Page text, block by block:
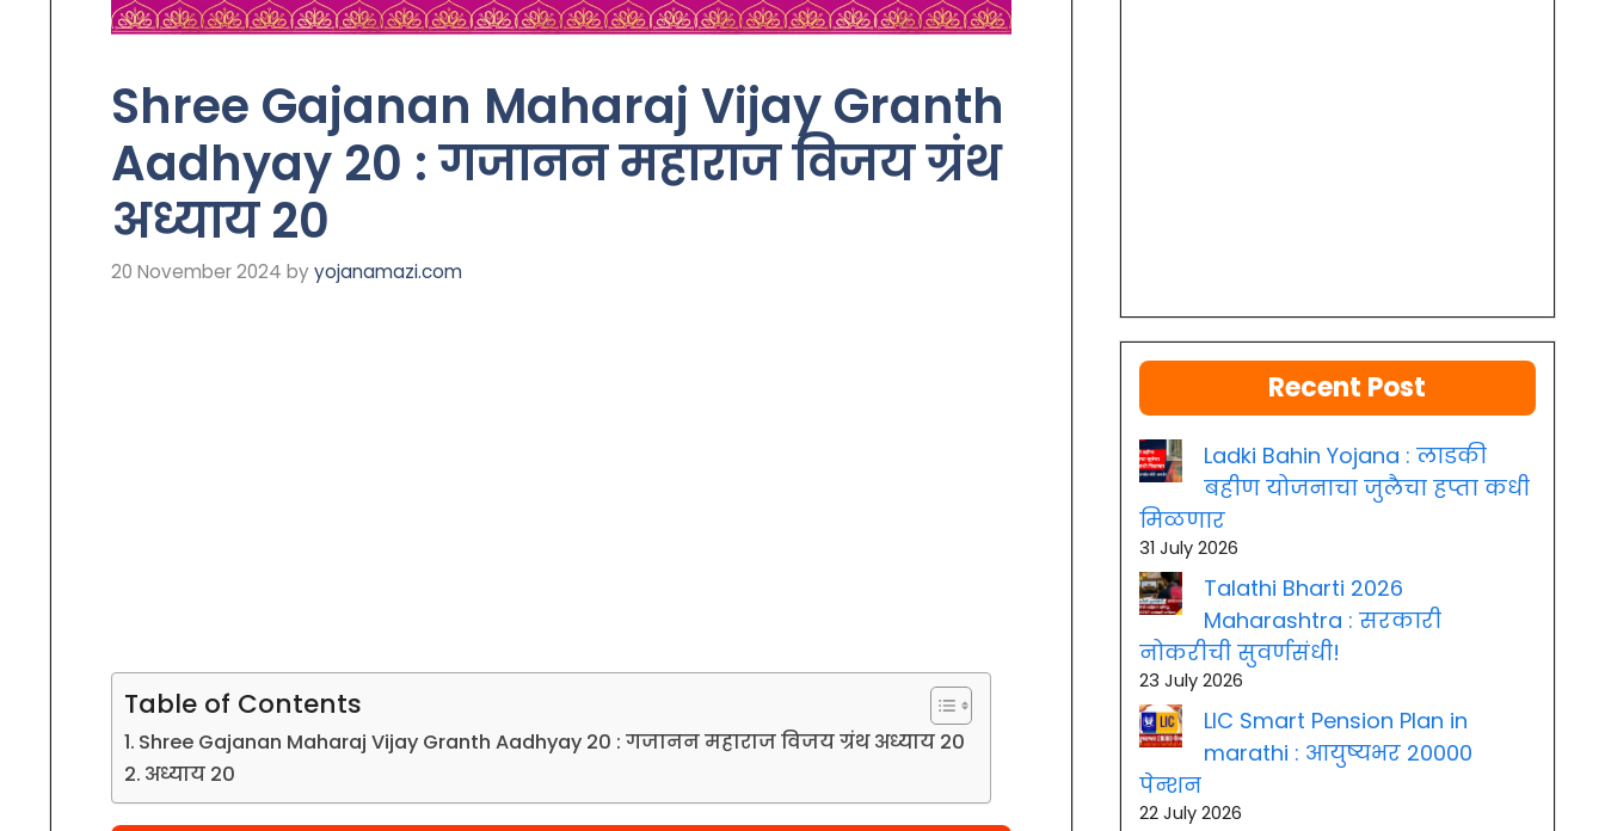
Shree Gajanan Maharaj Vijay Granth
Aadhyay 20 : गजानन महाराज विजय ग्रंथ
अध्याय 20
20 November 2024 by yojanamazi.com
Table of Contents
Shree Gajanan Maharaj Vijay Granth Aadhyay 20 : गजानन महाराज विजय ग्रंथ अध्याय 20
अध्याय 20
Recent Post
Ladki Bahin Yojana : लाडकी
बहीण योजनाचा जुलैचा हप्ता कधी
मिळणार
31 July 2026
Talathi Bharti 2026
Maharashtra : सरकारी
नोकरीची सुवर्णसंधी!
23 July 2026
LIC Smart Pension Plan in
marathi : आयुष्यभर 20000
पेन्शन
22 July 2026